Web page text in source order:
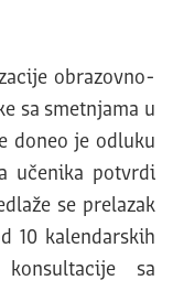
obrazovno-
sa smetnjama u
doneo je odluku
učenika potvrdi
se prelazak
10 kalendarskih
sa